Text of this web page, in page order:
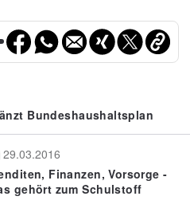
Bundeshaushaltsplan
29.03.2016
Finanzen, Vorsorge -
gehört zum Schulstoff